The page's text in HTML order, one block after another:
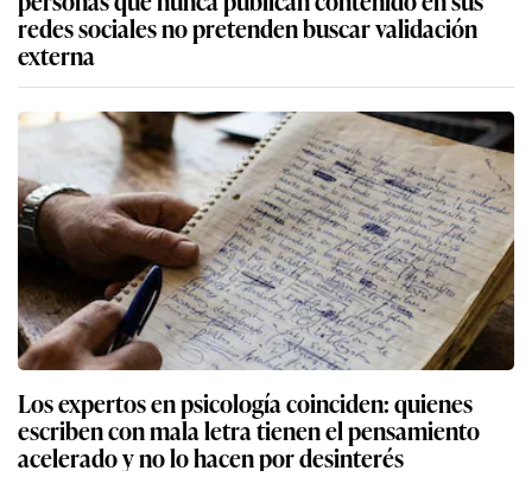
redes sociales no pretenden buscar validación
externa
Los expertos en psicología coinciden: quienes
escriben con mala letra tienen el pensamiento
acelerado y no lo hacen por desinterés